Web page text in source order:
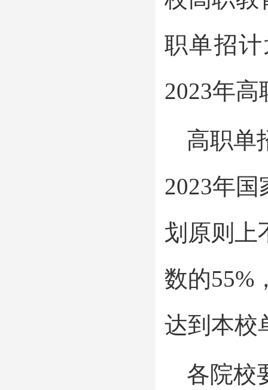
职单招
2023年
高职单
2023年
划原则上
数的55%
达到本校
各院校